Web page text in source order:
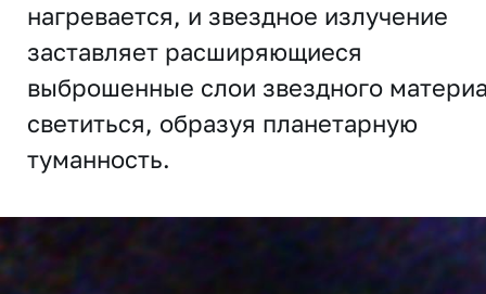
нагревается, и звездное излучение
заставляет расширяющиеся
выброшенные слои звездного
светиться, образуя планетарную
туманность.